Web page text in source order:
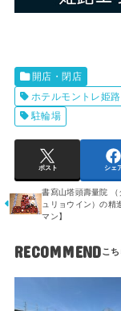
開店・閉店
ホテルモントレ姫路
駐輪場
ポスト シェ
書寫山塔頭壽量院 （
ュリョウイン）の精
マン】
RECOMMEND